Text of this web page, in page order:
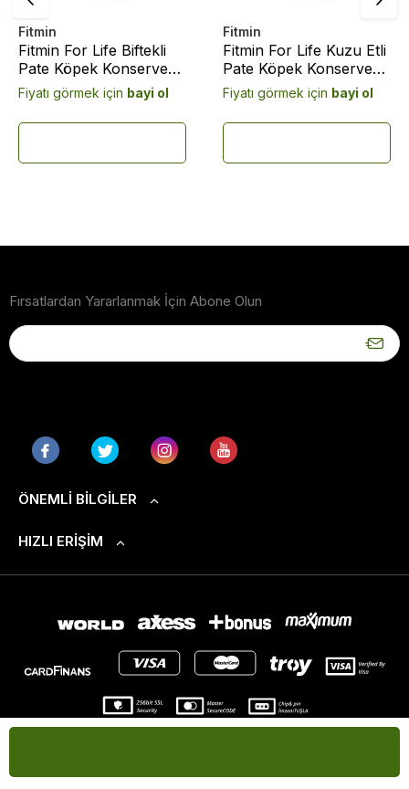
Fitmin
Fitmin For Life Biftekli
Pate Köpek Konserve
Maması 400 Gram
Fiyatı görmek için bayi ol
Fitmin
Fitmin For Life Kuzu Etli
Pate Köpek Konserve
Maması 400 Gram
Fiyatı görmek için bayi ol
ÖNEMLI BILGILER
HIZLI ERIŞIM
Fırsatlardan Yararlanmak İçin Abone Olun